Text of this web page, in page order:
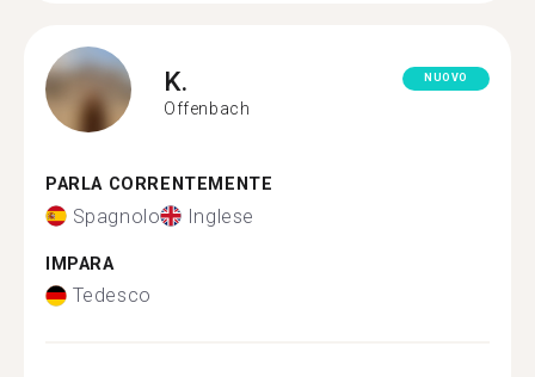
K.
Offenbach
NUOVO
PARLA CORRENTEMENTE
Spagnolo Inglese
IMPARA
Tedesco